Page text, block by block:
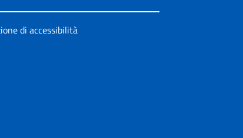
di accessibilità